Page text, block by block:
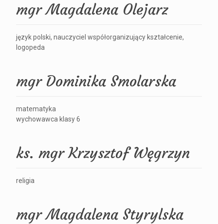
mgr Magdalena Olejarz
język polski, nauczyciel współorganizujący kształcenie,
logopeda
mgr Dominika Smolarska
matematyka
wychowawca klasy 6
ks. mgr Krzysztof Węgrzyn
religia
mgr Magdalena Styrylska